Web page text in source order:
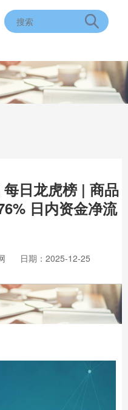
日龙虎榜 | 商品
日内资金净流
日期：2025-12-25